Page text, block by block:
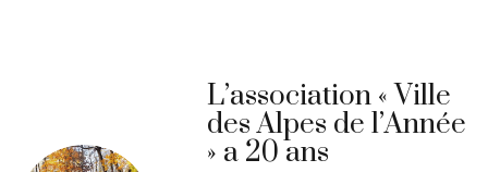
L’association « Ville
des Alpes de l’Année
» a 20 ans